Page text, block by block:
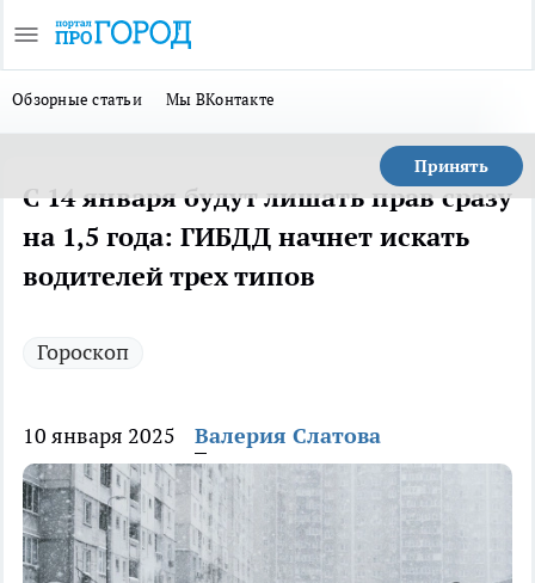
Обзорные статьи Мы ВКонтакте
Принять
С 14 января будут лишать прав сразу
на 1,5 года: ГИБДД начнет искать
водителей трех типов
Гороскоп
10 января 2025 Валерия Слатова